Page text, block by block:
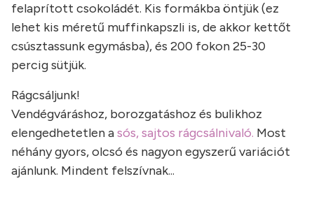
felaprított csokoládét. Kis formákba öntjük (ez
lehet kis méretű muffinkapszli is, de akkor kettőt
csúsztassunk egymásba), és 200 fokon 25-30
percig sütjük.
Rágcsáljunk!
Vendégváráshoz, borozgatáshoz és bulikhoz
elengedhetetlen asós, sajtos rágcsálnivaló. Most
néhány gyors, olcsó és nagyon egyszerű variációt
ajánlunk. Mindent felszívnak...